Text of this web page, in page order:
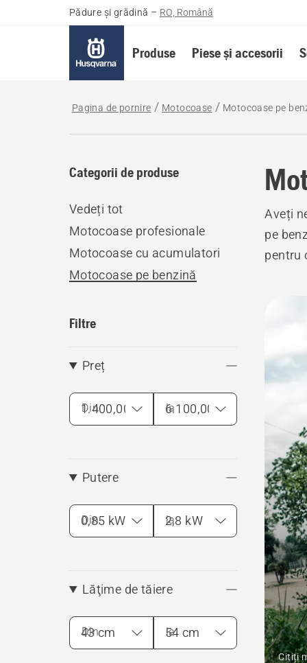
Pădure și grădină – RO, Română
Produse Piese și accesorii
Pagina de pornire Motocoase Motocoase pe
Categorii de produse
Vedeți tot
Motocoase profesionale
Motocoase cu acumulatori
Motocoase pe benzină
Filtre
Preț
Din la
Putere
Din la
Lăţime de tăiere
Din la
Aveți
pe
pentru
Citiți